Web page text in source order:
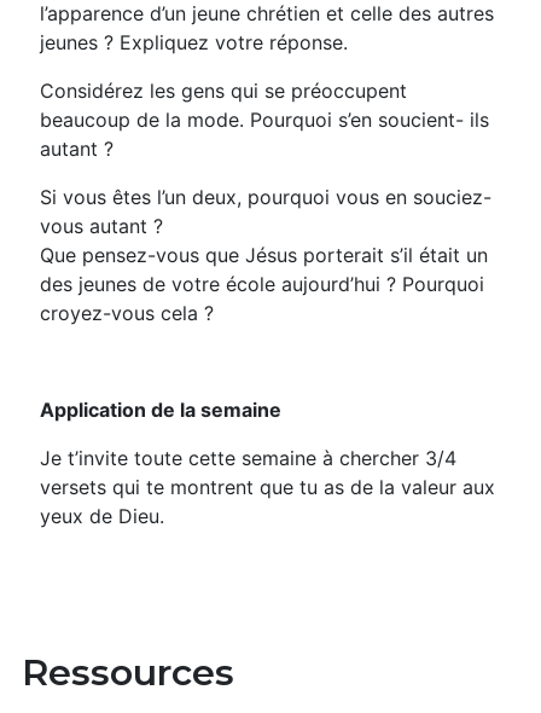
l’apparence d’un jeune chrétien et celle des autres
jeunes ? Expliquez votre réponse.
Considérez les gens qui se préoccupent
beaucoup de la mode. Pourquoi s’en soucient- ils
autant ?
Si vous êtes l’un deux, pourquoi vous en souciez-
vous autant ?
Que pensez-vous que Jésus porterait s’il était un
des jeunes de votre école aujourd’hui ? Pourquoi
croyez-vous cela ?
Application de la semaine
Je t’invite toute cette semaine à chercher 3/4
versets qui te montrent que tu as de la valeur aux
yeux de Dieu.
Ressources